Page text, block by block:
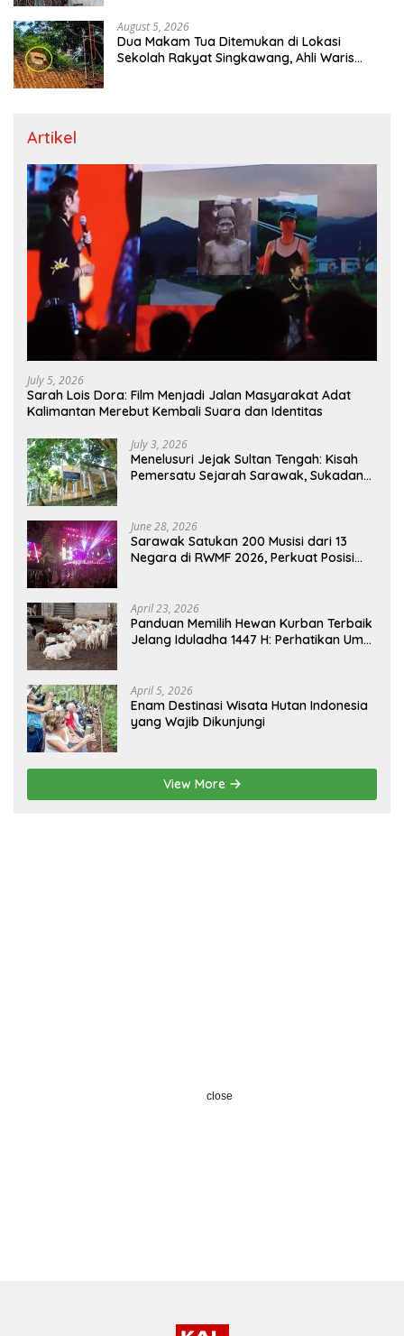
August 5, 2026
Dua Makam Tua Ditemukan di Lokasi
Sekolah Rakyat Singkawang, Ahli Waris
Artikel
July 5, 2026
Sarah Lois Dora: Film Menjadi Jalan Masyarakat Adat
Kalimantan Merebut Kembali Suara dan Identitas
July 3, 2026
Menelusuri Jejak Sultan Tengah: Kisah
Pemersatu Sejarah Sarawak, Sukadana,
June 28, 2026
Sarawak Satukan 200 Musisi dari 13
Negara di RWMF 2026, Perkuat Posisi
April 23, 2026
Panduan Memilih Hewan Kurban Terbaik
Jelang Iduladha 1447 H: Perhatikan Umur
April 5, 2026
Enam Destinasi Wisata Hutan Indonesia
yang Wajib Dikunjungi
View More
close